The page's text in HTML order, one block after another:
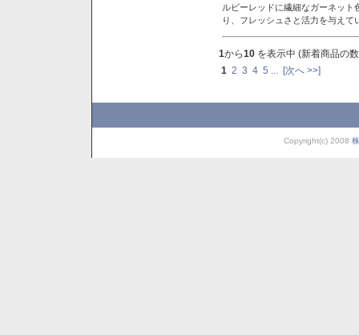
ルビーレッドに繊細なガーネッ
り、フレッシュさと活力を与え
1から10 を表示中 (新着商品の
1 2 3 4 5 [次へ >>]
Copyright(c) 2008